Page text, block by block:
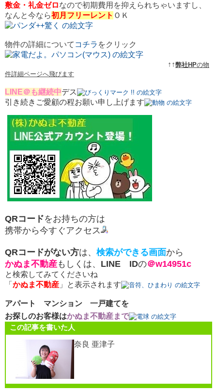
敷金・礼金ゼロなので初期費用を抑えられちゃいますし、
なんと今なら初月フリーレント ＯＫ
物件の詳細について コチラ をクリック
↑↑弊社HPの物
件詳細ページへ飛びます
LINE＠も継続中デス
引き続きご愛顧の程お願い申し上げます
QRコードをお持ちの方は
携帯から今すぐアクセス
QRコードがない方は、 検索ができる画面から
かぬま不動産もしくは、 LINE IDの＠w14951c
と検索してみてくださいね
「 かぬま不動産 」と表示されます
アパート マンション 一戸建てを
お探しのお客様はかぬま不動産まで
この記事を書いた人
奈良 亜津子